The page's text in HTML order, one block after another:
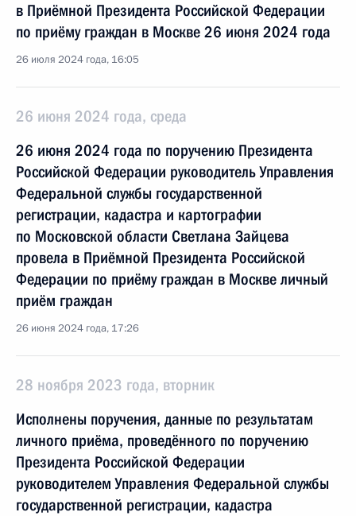
в Приёмной Президента Российской Федерации
по приёму граждан в Москве 26 июня 2024 года
26 июля 2024 года, 16:05
26 июня 2024 года, среда
26 июня 2024 года по поручению Президента
Российской Федерации руководитель Управления
Федеральной службы государственной
регистрации, кадастра и картографии
по Московской области Светлана Зайцева
провела в Приёмной Президента Российской
Федерации по приёму граждан в Москве личный
приём граждан
26 июня 2024 года, 17:26
28 ноября 2023 года, вторник
Исполнены поручения, данные по результатам
личного приёма, проведённого по поручению
Президента Российской Федерации
руководителем Управления Федеральной службы
государственной регистрации, кадастра